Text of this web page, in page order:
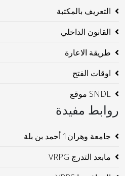
التعريف بالمكتبة
القانون الداخلي
طريقة الاعارة
اوقات الفتح
SNDL موقع
روابط مفيدة
جامعة وهران1 أحمد بن بلة
مابعد التدرج VRPG